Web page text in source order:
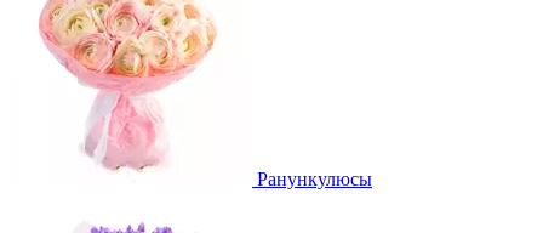
Ранункулюсы